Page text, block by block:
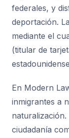
federales, y
deportación.
mediante el
(titular de
En Modern
inmigrantes a
ciudadanía